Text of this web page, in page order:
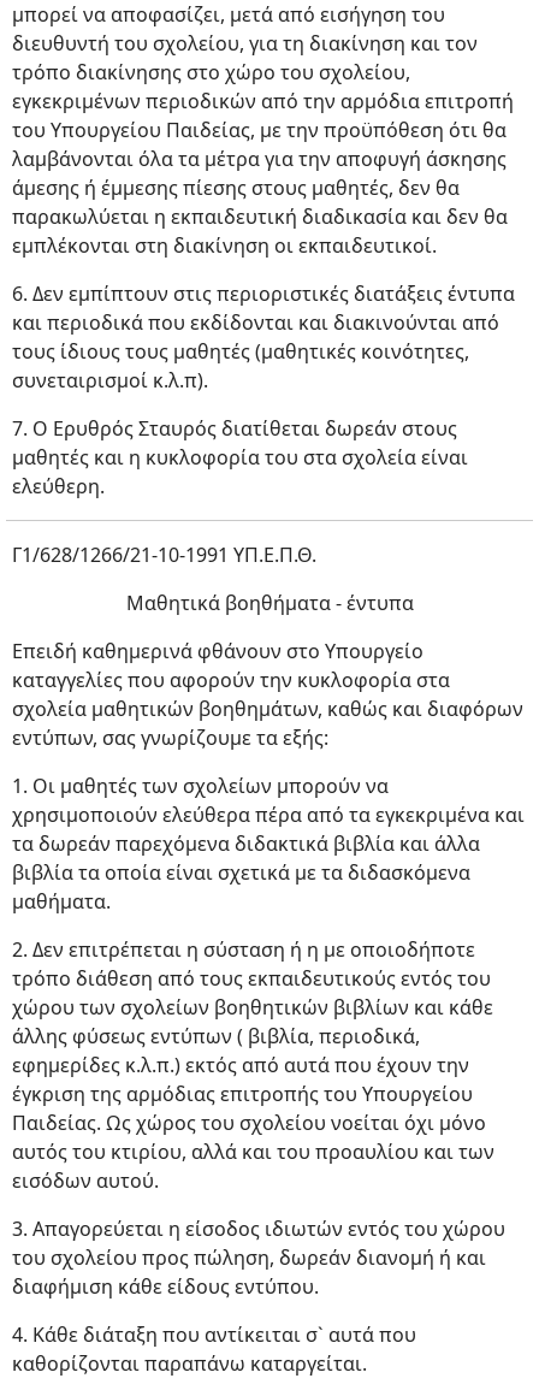
μπορεί να αποφασίζει, μετά από εισήγηση του
διευθυντή του σχολείου, για τη διακίνηση και τον
τρόπο διακίνησης στο χώρο του σχολείου,
εγκεκριμένων περιοδικών από την αρμόδια επιτροπή
του Υπουργείου Παιδείας, με την προϋπόθεση ότι θα
λαμβάνονται όλα τα μέτρα για την αποφυγή άσκησης
άμεσης ή έμμεσης πίεσης στους μαθητές, δεν θα
παρακωλύεται η εκπαιδευτική διαδικασία και δεν θα
εμπλέκονται στη διακίνηση οι εκπαιδευτικοί.
6. Δεν εμπίπτουν στις περιοριστικές διατάξεις έντυπα
και περιοδικά που εκδίδονται και διακινούνται από
τους ίδιους τους μαθητές (μαθητικές κοινότητες,
συνεταιρισμοί κ.λ.π).
7. Ο Ερυθρός Σταυρός διατίθεται δωρεάν στους
μαθητές και η κυκλοφορία του στα σχολεία είναι
ελεύθερη.
Γ1/628/1266/21-10-1991 ΥΠ.Ε.Π.Θ.
Μαθητικά βοηθήματα - έντυπα
Επειδή καθημερινά φθάνουν στο Υπουργείο
καταγγελίες που αφορούν την κυκλοφορία στα
σχολεία μαθητικών βοηθημάτων, καθώς και διαφόρων
εντύπων, σας γνωρίζουμε τα εξής:
1. Οι μαθητές των σχολείων μπορούν να
χρησιμοποιούν ελεύθερα πέρα από τα εγκεκριμένα και
τα δωρεάν παρεχόμενα διδακτικά βιβλία και άλλα
βιβλία τα οποία είναι σχετικά με τα διδασκόμενα
μαθήματα.
2. Δεν επιτρέπεται η σύσταση ή η με οποιοδήποτε
τρόπο διάθεση από τους εκπαιδευτικούς εντός του
χώρου των σχολείων βοηθητικών βιβλίων και κάθε
άλλης φύσεως εντύπων ( βιβλία, περιοδικά,
εφημερίδες κ.λ.π.) εκτός από αυτά που έχουν την
έγκριση της αρμόδιας επιτροπής του Υπουργείου
Παιδείας. Ως χώρος του σχολείου νοείται όχι μόνο
αυτός του κτιρίου, αλλά και του προαυλίου και των
εισόδων αυτού.
3. Απαγορεύεται η είσοδος ιδιωτών εντός του χώρου
του σχολείου προς πώληση, δωρεάν διανομή ή και
διαφήμιση κάθε είδους εντύπου.
4. Κάθε διάταξη που αντίκειται σ` αυτά που
καθορίζονται παραπάνω καταργείται.